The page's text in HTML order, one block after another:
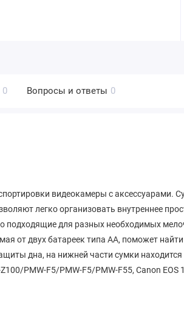
0 Вопросы и ответы 0
видеокамеры с аксессуарами.
легко организовать внутреннее
подходящие для разных необходимых
от двух батареек типа АА, поможет
дна, на нижней части сумки
PMW-F5/PMW-F5/PMW-F55, Canon